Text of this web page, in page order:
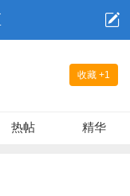
收藏 +1
热帖 精华